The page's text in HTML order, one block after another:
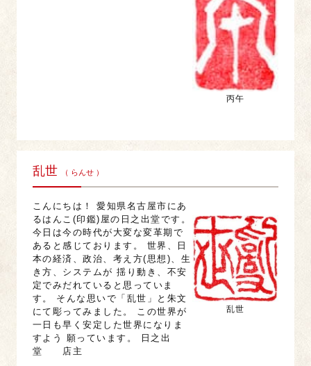
丙午
乱世 （ らんせ ）
乱世
こんにちは！ 愛知県名古屋市にあ
るはんこ(印鑑)屋の日之出堂です。
今日は今の時代が大変な変革期で
あると感じております。 世界、日
本の経済、政治、考え方(思想)、生
き方、システムが 揺り動き、不安
定でみだれていると思っていま
す。 そんな思いで「乱世」と朱文
にて彫ってみました。 この世界が
一日も早く安定した世界になりま
すよう 願っています。 日之出
堂 店主